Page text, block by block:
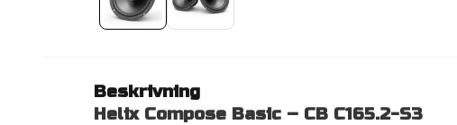
Beskrivning
Helix Compose Basic – CB C165.2-S3